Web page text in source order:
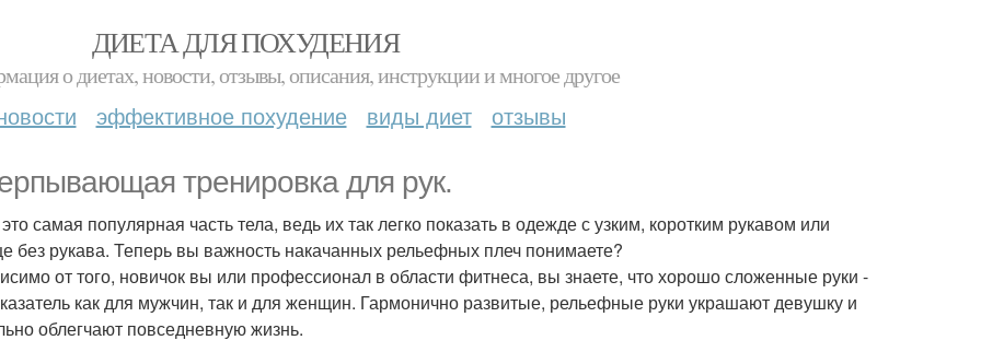
ДИЕТА ДЛЯ ПОХУДЕНИЯ
о диетах, новости, отзывы, описания, инструкции и многое другое
эффективное похудение виды диет отзывы
тренировка для рук.
самая популярная часть тела, ведь их так легко показать в одежде с узким, коротким рукавом или
без рукава. Теперь вы важность накачанных рельефных плеч понимаете?
от того, новичок вы или профессионал в области фитнеса, вы знаете, что хорошо сложенные руки -
как для мужчин, так и для женщин. Гармонично развитые, рельефные руки украшают девушку и
облегчают повседневную жизнь.